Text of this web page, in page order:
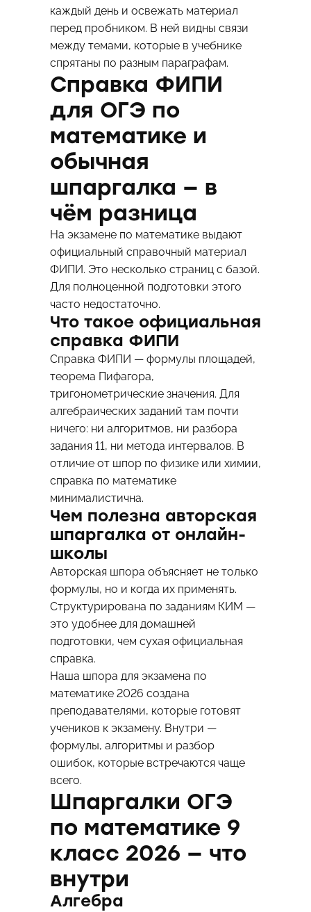
каждый день и освежать материал
перед пробником. В ней видны связи
между темами, которые в учебнике
спрятаны по разным параграфам.
Справка ФИПИ
для ОГЭ по
математике и
обычная
шпаргалка — в
чём разница
На экзамене по математике выдают
официальный справочный материал
ФИПИ. Это несколько страниц с базой.
Для полноценной подготовки этого
часто недостаточно.
Что такое официальная
справка ФИПИ
Справка ФИПИ — формулы площадей,
теорема Пифагора,
тригонометрические значения. Для
алгебраических заданий там почти
ничего: ни алгоритмов, ни разбора
задания 11, ни метода интервалов. В
отличие от шпор по физике или химии,
справка по математике
минималистична.
Чем полезна авторская
шпаргалка от онлайн-
школы
Авторская шпора объясняет не только
формулы, но и когда их применять.
Структурирована по заданиям КИМ —
это удобнее для домашней
подготовки, чем сухая официальная
справка.
Наша шпора для экзамена по
математике 2026 создана
преподавателями, которые готовят
учеников к экзамену. Внутри —
формулы, алгоритмы и разбор
ошибок, которые встречаются чаще
всего.
Шпаргалки ОГЭ
по математике 9
класс 2026 — что
внутри
Алгебра